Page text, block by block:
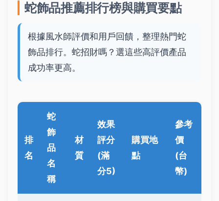
蛇飾品推薦排行榜與購買要點
根據風水師評價和用戶回饋，整理熱門蛇
飾品排行。蛇招財嗎？選這些高評價產品
成功率更高。
排
名
蛇
飾
品
名
稱
材
質
效果
評分
(滿
分5)
購買地
點
參考
價
(台
幣)